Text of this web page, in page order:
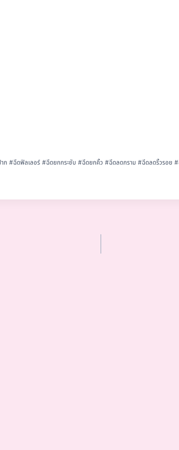
ก#ฉีดฟิลเลอร์#ฉีดยกกระชับ#ฉีดยกคิ้ว#ฉีดลดกราม#ฉีดลดริ้วรอย #